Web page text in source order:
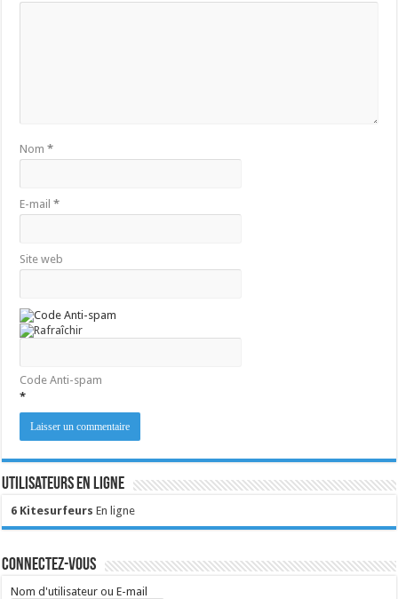
Nom*
E-mail*
Site web
Code Anti-spam
*
Utilisateurs en ligne
6 Kitesurfeurs En ligne
Connectez-vous
Nom d'utilisateur ou E-mail